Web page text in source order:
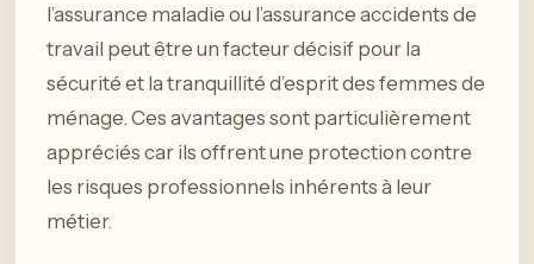
l’assurance maladie ou l’assurance accidents de
travail peut être un facteur décisif pour la
sécurité et la tranquillité d’esprit des femmes de
ménage. Ces avantages sont particulièrement
appréciés car ils offrent une protection contre
les risques professionnels inhérents à leur
métier.